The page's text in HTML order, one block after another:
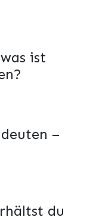
ist
–
du